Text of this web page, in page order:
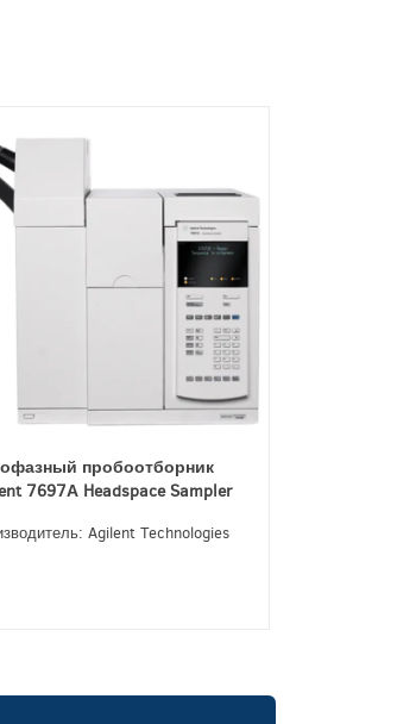
пробоотборник
7697А Headspace Sampler
Agilent Technologies